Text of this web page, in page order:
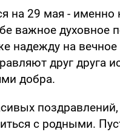
на 29 мая - именно
важное духовное
надежду на
друг друга
добра.
с родными.